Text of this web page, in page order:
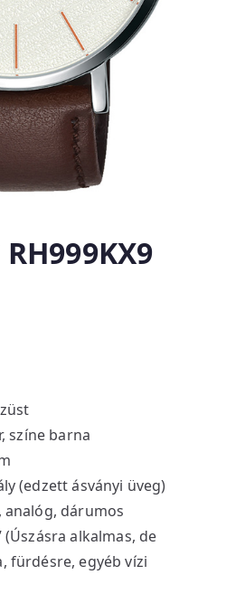
színe barna
(edzett ásványi üveg)
analóg, dárumos
(Úszásra alkalmas, de
fürdésre, egyéb vízi